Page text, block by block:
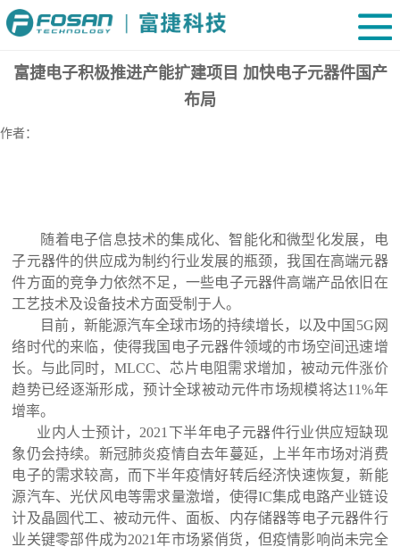
富捷电子积极推进产能扩建项目 加快电子元器件国产
布局
作者：
随着电子信息技术的集成化、智能化和微型化发展，电
子元器件的供应成为制约行业发展的瓶颈，我国在高端元器
件方面的竞争力依然不足，一些电子元器件高端产品依旧在
工艺技术及设备技术方面受制于人。
目前，新能源汽车全球市场的持续增长，以及中国 5G网
络时代的来临，使得我国电子元器件领域的市场空间迅速增
长。与此同时， MLCC、芯片电阻需求增加，被动元件涨价
趋势已经逐渐形成，预计全球被动元件市场规模将达11%年
增率。
业内人士预计， 2021下半年电子元器件行业供应短缺现
象仍会持续。新冠肺炎疫情自去年蔓延，上半年市场对消费
电子的需求较高，而下半年疫情好转后经济快速恢复，新能
源汽车、光伏风电等需求量激增，使得IC集成电路产业链设
计及晶圆代工、被动元件、面板、内存储器等电子元器件行
业关键零部件成为2021年市场紧俏货，但疫情影响尚未完全